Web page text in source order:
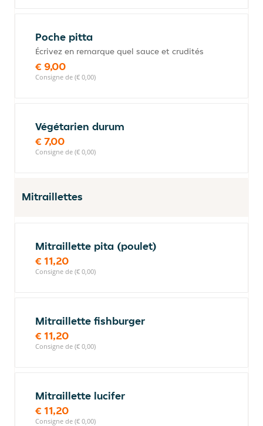
Poche pitta
Écrivez en remarque quel sauce et crudités
€ 9,00
Consigne de (€ 0,00)
Végétarien durum
€ 7,00
Consigne de (€ 0,00)
Mitraillettes
Mitraillette pita (poulet)
€ 11,20
Consigne de (€ 0,00)
Mitraillette fishburger
€ 11,20
Consigne de (€ 0,00)
Mitraillette lucifer
€ 11,20
Consigne de (€ 0,00)